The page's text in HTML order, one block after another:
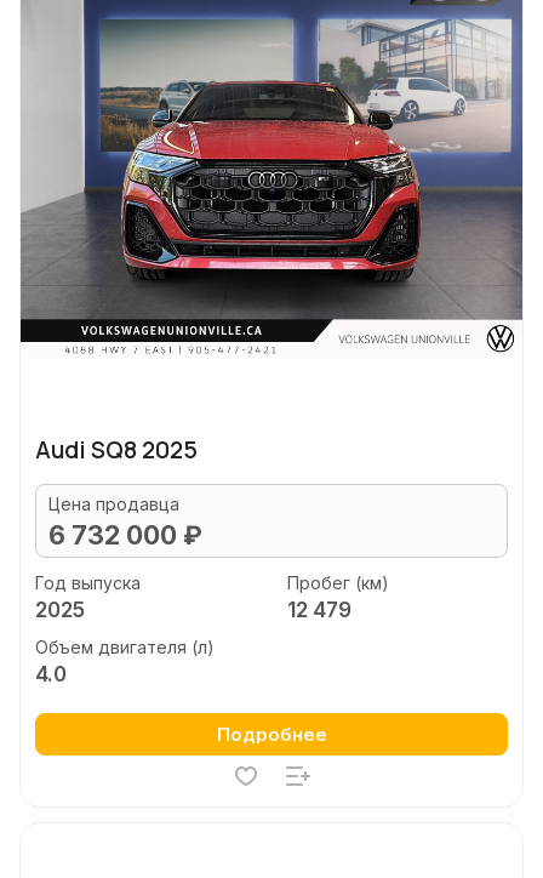
Audi SQ8 2025
Цена продавца
6 732 000 ₽
Год выпуска
2025
Пробег (км)
12 479
Объем двигателя (л)
4.0
Подробнее